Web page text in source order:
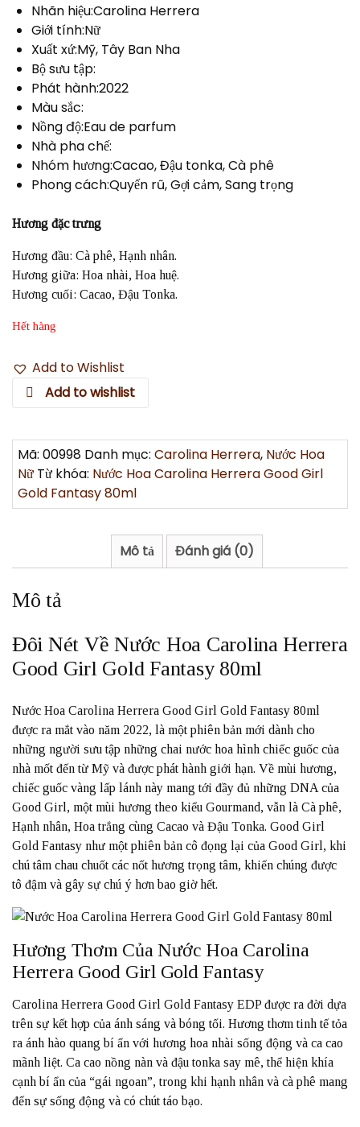
Nhãn hiệu:Carolina Herrera
Giới tính:Nữ
Xuất xứ:Mỹ, Tây Ban Nha
Bộ sưu tập:
Phát hành:2022
Màu sắc:
Nồng độ:Eau de parfum
Nhà pha chế:
Nhóm hương:Cacao, Đậu tonka, Cà phê
Phong cách:Quyến rũ, Gợi cảm, Sang trọng
Hương đặc trưng
Hương đầu: Cà phê, Hạnh nhân.
Hương giữa: Hoa nhài, Hoa huệ.
Hương cuối: Cacao, Đậu Tonka.
Hết hàng
Add to Wishlist
Add to wishlist
Mã: 00998 Danh mục: Carolina Herrera, Nước Hoa
Nữ Từ khóa: Nước Hoa Carolina Herrera Good Girl
Gold Fantasy 80ml
Mô tả Đánh giá (0)
Mô tả
Đôi Nét Về Nước Hoa Carolina Herrera
Good Girl Gold Fantasy 80ml
Nước Hoa Carolina Herrera Good Girl Gold Fantasy 80ml
được ra mắt vào năm 2022, là một phiên bản mới dành cho
những người sưu tập những chai nước hoa hình chiếc guốc của
nhà mốt đến từ Mỹ và được phát hành giới hạn. Về mùi hương,
chiếc guốc vàng lấp lánh này mang tới đầy đủ những DNA của
Good Girl, một mùi hương theo kiểu Gourmand, vẫn là Cà phê,
Hạnh nhân, Hoa trắng cùng Cacao và Đậu Tonka. Good Girl
Gold Fantasy như một phiên bản cô đọng lại của Good Girl, khi
chú tâm chau chuốt các nốt hương trọng tâm, khiến chúng được
tô đậm và gây sự chú ý hơn bao giờ hết.
Hương Thơm Của Nước Hoa Carolina
Herrera Good Girl Gold Fantasy
Carolina Herrera Good Girl Gold Fantasy EDP được ra đời dựa
trên sự kết hợp của ánh sáng và bóng tối. Hương thơm tinh tế tỏa
ra ánh hào quang bí ẩn với hương hoa nhài sống động và ca cao
mãnh liệt. Ca cao nồng nàn và đậu tonka say mê, thể hiện khía
cạnh bí ẩn của “gái ngoan”, trong khi hạnh nhân và cà phê mang
đến sự sống động và có chút táo bạo.